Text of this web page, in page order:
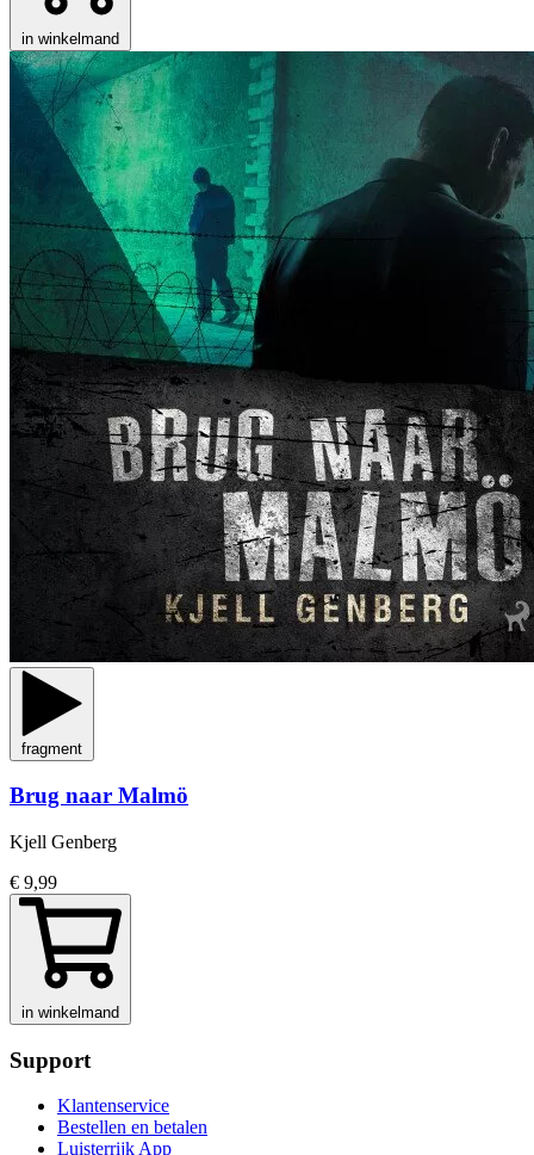
in winkelmand
fragment
Brug naar Malmö
Kjell Genberg
€ 9,99
in winkelmand
Support
Klantenservice
Bestellen en betalen
Luisterrijk App